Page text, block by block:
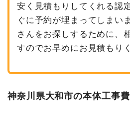
安く見積もりしてくれる認
ぐに予約が埋まってしまい
さんをお探しするために、
すのでお早めにお見積もり
神奈川県大和市の本体工事費